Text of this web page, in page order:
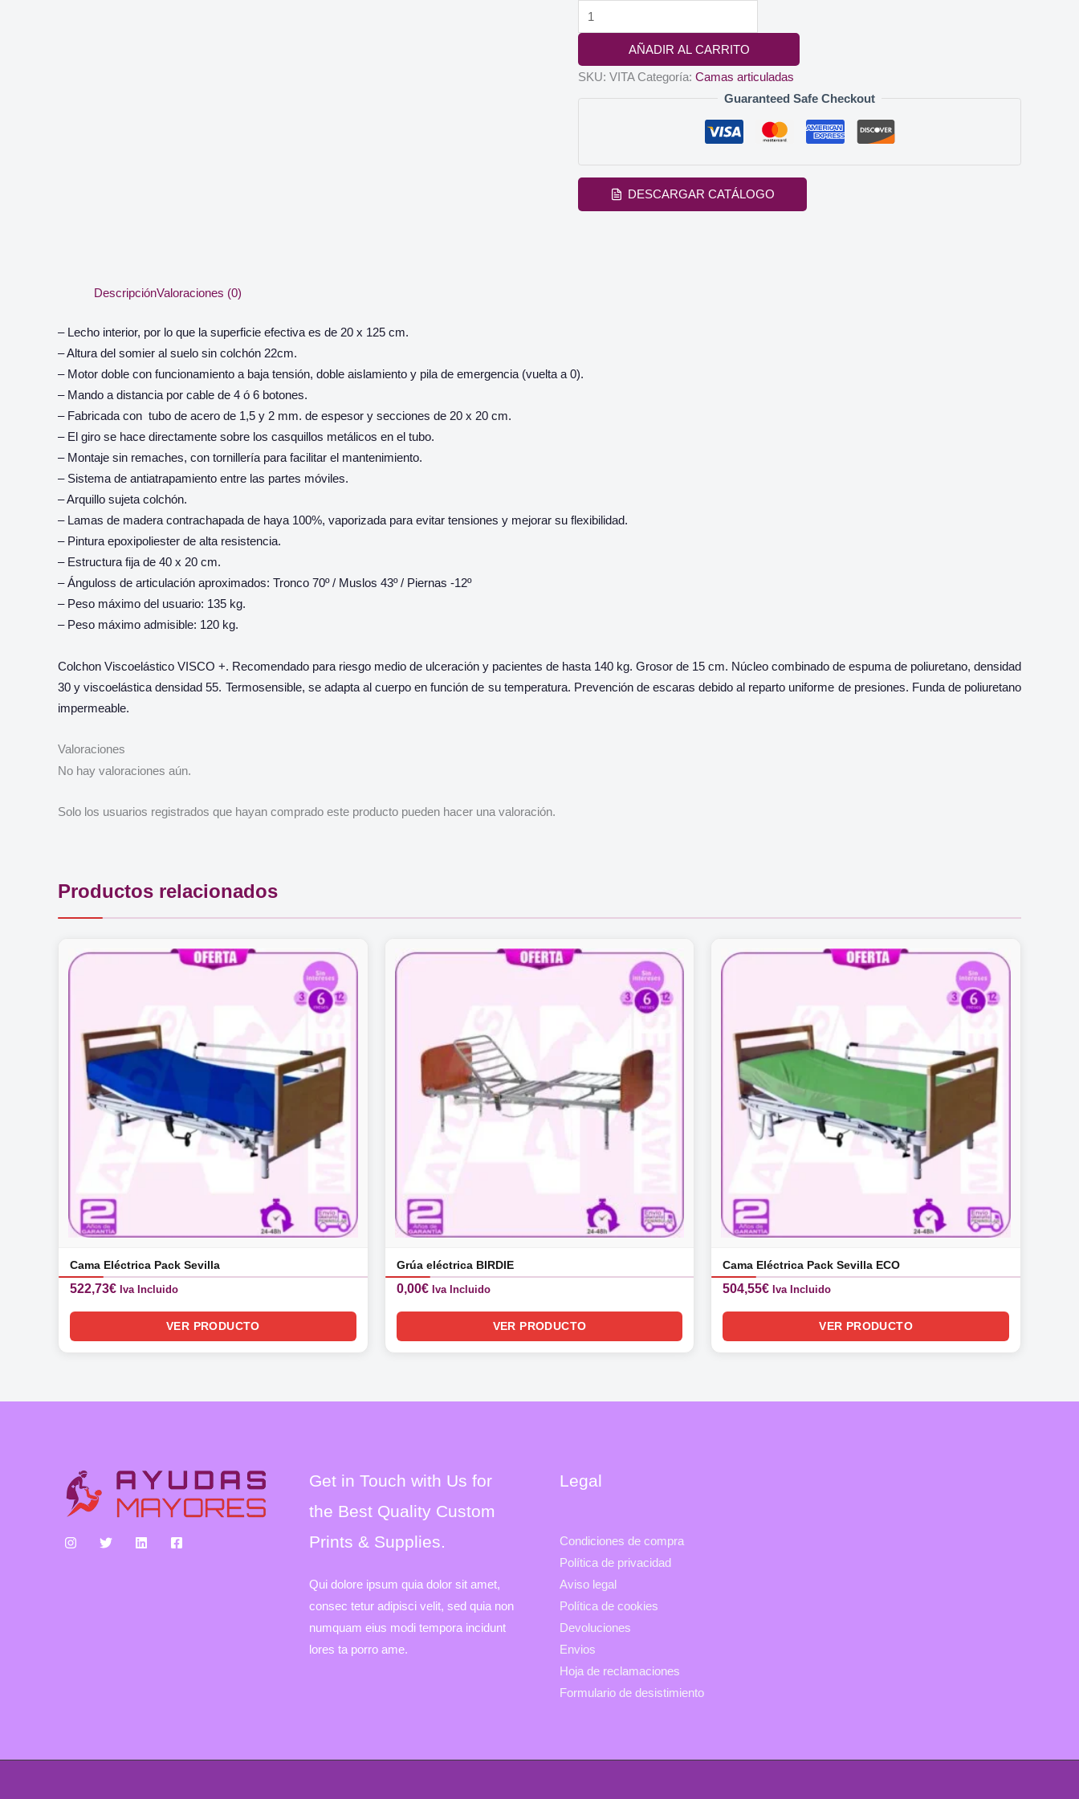
Cama
articulada
con
patas
AÑADIR AL CARRITO
SKU: VITA Categoría: Camas articuladas
Guaranteed Safe Checkout
DESCARGAR CATÁLOGO
DescripciónValoraciones (0)
– Lecho interior, por lo que la superficie efectiva es de 20 x 125 cm.
– Altura del somier al suelo sin colchón 22cm.
– Motor doble con funcionamiento a baja tensión, doble aislamiento y pila de emergencia (vuelta a 0).
– Mando a distancia por cable de 4 ó 6 botones.
– Fabricada con tubo de acero de 1,5 y 2 mm. de espesor y secciones de 20 x 20 cm.
– El giro se hace directamente sobre los casquillos metálicos en el tubo.
– Montaje sin remaches, con tornillería para facilitar el mantenimiento.
– Sistema de antiatrapamiento entre las partes móviles.
– Arquillo sujeta colchón.
– Lamas de madera contrachapada de haya 100%, vaporizada para evitar tensiones y mejorar su flexibilidad.
– Pintura epoxipoliester de alta resistencia.
– Estructura fija de 40 x 20 cm.
– Ánguloss de articulación aproximados: Tronco 70º / Muslos 43º / Piernas -12º
– Peso máximo del usuario: 135 kg.
– Peso máximo admisible: 120 kg.
Colchon Viscoelástico VISCO +. Recomendado para riesgo medio de ulceración y pacientes de hasta 140 kg. Grosor de 15 cm. Núcleo combinado de espuma de poliuretano, densidad
30 y viscoelástica densidad 55. Termosensible, se adapta al cuerpo en función de su temperatura. Prevención de escaras debido al reparto uniforme de presiones. Funda de poliuretano
impermeable.
Valoraciones
No hay valoraciones aún.
Solo los usuarios registrados que hayan comprado este producto pueden hacer una valoración.
Productos relacionados
Cama Eléctrica Pack Sevilla
522,73€ Iva Incluido
VER PRODUCTO
Grúa eléctrica BIRDIE
0,00€ Iva Incluido
VER PRODUCTO
Cama Eléctrica Pack Sevilla ECO
504,55€ Iva Incluido
VER PRODUCTO
Get in Touch with Us for
the Best Quality Custom
Prints & Supplies.
Qui dolore ipsum quia dolor sit amet,
consec tetur adipisci velit, sed quia non
numquam eius modi tempora incidunt
lores ta porro ame.
Legal
Condiciones de compra
Política de privacidad
Aviso legal
Política de cookies
Devoluciones
Envios
Hoja de reclamaciones
Formulario de desistimiento